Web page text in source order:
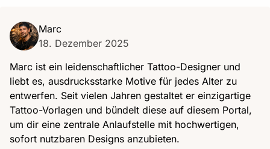
Marc
18. Dezember 2025
Marc ist ein leidenschaftlicher Tattoo-Designer und
liebt es, ausdrucksstarke Motive für jedes Alter zu
entwerfen. Seit vielen Jahren gestaltet er einzigartige
Tattoo-Vorlagen und bündelt diese auf diesem Portal,
um dir eine zentrale Anlaufstelle mit hochwertigen,
sofort nutzbaren Designs anzubieten.